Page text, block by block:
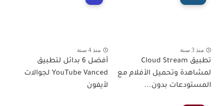
منذ 3 سنة
تطبيق Cloud Stream
لمشاهدة وتحميل الأفلام مع
المستودعات بدون...
منذ 4 سنة
أفضل 6 بدائل لتطبيق
YouTube Vanced لجوالات
لأيفون